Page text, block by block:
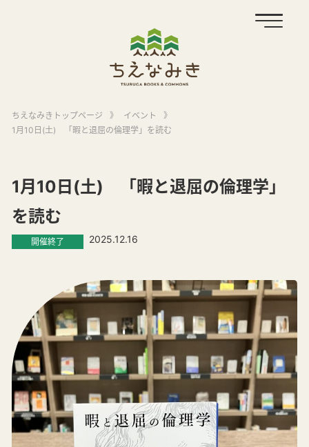
ちえなみきトップページ 》 イベント
》
1月10日(土) 「暇と退屈の倫理学」を読む
1月10日(土) 「暇と退屈の倫理学」
を読む
開催終了 2025.12.16